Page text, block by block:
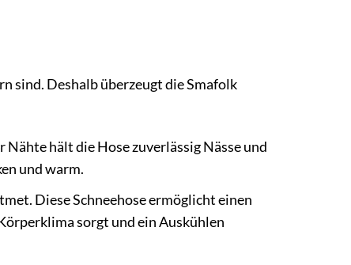
sind. Deshalb überzeugt die Smafolk
hält die Hose zuverlässig Nässe und
und warm.
Diese Schneehose ermöglicht einen
sorgt und ein Auskühlen